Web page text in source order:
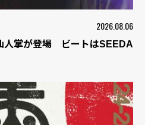
2026.08.06
人掌が登場 ビートはSEEDA